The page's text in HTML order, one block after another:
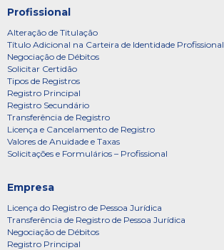
Profissional
Alteração de Titulação
Título Adicional na Carteira de Identidade Profissional
Negociação de Débitos
Solicitar Certidão
Tipos de Registros
Registro Principal
Registro Secundário
Transferência de Registro
Licença e Cancelamento de Registro
Valores de Anuidade e Taxas
Solicitações e Formulários – Profissional
Empresa
Licença do Registro de Pessoa Jurídica
Transferência de Registro de Pessoa Jurídica
Negociação de Débitos
Registro Principal